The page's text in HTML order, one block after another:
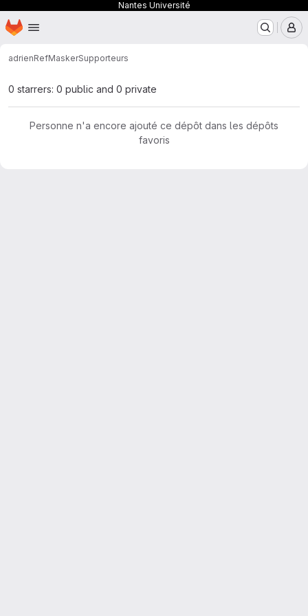
Nantes Université
Passer au contenu principal
Page d'accueil
adrienRefMaskerSupporteurs
0 starrers: 0 public and 0 private
Personne n'a encore ajouté ce dépôt dans les dépôts
favoris